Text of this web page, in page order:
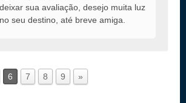
deixar sua avaliação, desejo muita luz
no seu destino, até breve amiga.
6 7 8 9 »